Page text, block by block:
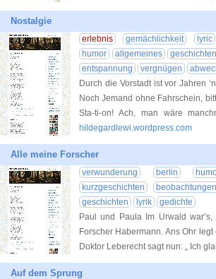
Nostalgie
erlebnis gemächlichkeit lyric
humor
allgemeines geschichten
entspannung
vergnügen
Durch die Vorstadt ist vor Jahren
Noch Jemand ohne Fahrschein,
Sta-ti-on! Ach, man wäre
hildegardlewi.wordpress.com
Alle meine Forscher
verwunderung berlin
kurzgeschichten
beobachtungen
geschichten
lyrik
gedichte
Paul und Paula Im Urwald
Forscher Habermann. Ans Ohr
Doktor Leberecht sagt nun: „ Ich
Auf dem Sprung